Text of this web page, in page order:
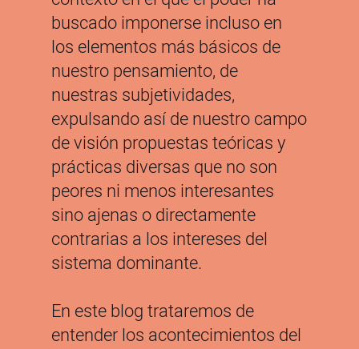
buscado imponerse incluso en
los elementos más básicos de
nuestro pensamiento, de
nuestras subjetividades,
expulsando así de nuestro campo
de visión propuestas teóricas y
prácticas diversas que no son
peores ni menos interesantes
sino ajenas o directamente
contrarias a los intereses del
sistema dominante.
En este blog trataremos de
entender los acontecimientos del